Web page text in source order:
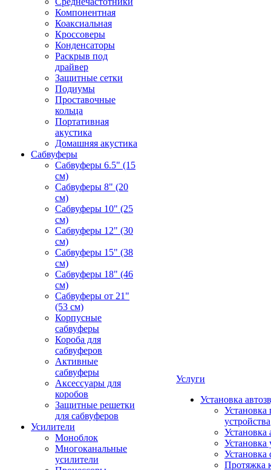
Компонентная
Коаксиальная
Кроссоверы
Конденсаторы
Раскрыв под
драйвер
Защитные сетки
Подиумы
Проставочные
кольца
Портативная
акустика
Домашняя акустика
Сабвуферы
Сабвуферы 6.5" (15
см)
Сабвуферы 8" (20
см)
Сабвуферы 10" (25
см)
Сабвуферы 12" (30
см)
Сабвуферы 15" (38
см)
Сабвуферы 18" (46
см)
Сабвуферы от 21"
(53 см)
Корпусные
сабвуферы
Короба для
сабвуферов
Активные
сабвуферы
Аксессуары для
коробов
Защитные решетки
для сабвуферов
Усилители
Моноблок
Многоканальные
усилители
Услуги
Установка
Установка
устройства
Установка
Установка
Установка
Протяжка